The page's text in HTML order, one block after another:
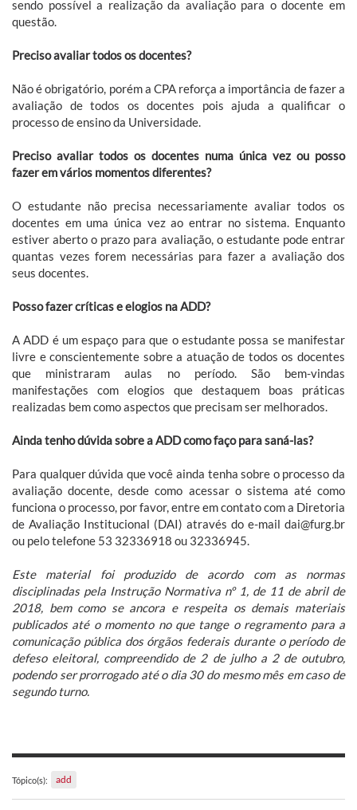
sendo possível a realização da avaliação para o docente em
questão.
Preciso avaliar todos os docentes?
Não é obrigatório, porém a CPA reforça a importância de fazer a
avaliação de todos os docentes pois ajuda a qualificar o
processo de ensino da Universidade.
Preciso avaliar todos os docentes numa única vez ou posso
fazer em vários momentos diferentes?
O estudante não precisa necessariamente avaliar todos os
docentes em uma única vez ao entrar no sistema. Enquanto
estiver aberto o prazo para avaliação, o estudante pode entrar
quantas vezes forem necessárias para fazer a avaliação dos
seus docentes.
Posso fazer críticas e elogios na ADD?
A ADD é um espaço para que o estudante possa se manifestar
livre e conscientemente sobre a atuação de todos os docentes
que ministraram aulas no período. São bem-vindas
manifestações com elogios que destaquem boas práticas
realizadas bem como aspectos que precisam ser melhorados.
Ainda tenho dúvida sobre a ADD como faço para saná-las?
Para qualquer dúvida que você ainda tenha sobre o processo da
avaliação docente, desde como acessar o sistema até como
funciona o processo, por favor, entre em contato com a Diretoria
de Avaliação Institucional (DAI) através do e-mail dai@furg.br
ou pelo telefone 53 32336918 ou 32336945.
Este material foi produzido de acordo com as normas
disciplinadas pela Instrução Normativa nº 1, de 11 de abril de
2018, bem como se ancora e respeita os demais materiais
publicados até o momento no que tange o regramento para a
comunicação pública dos órgãos federais durante o período de
defeso eleitoral, compreendido de 2 de julho a 2 de outubro,
podendo ser prorrogado até o dia 30 do mesmo mês em caso de
segundo turno.
Tópico(s): add